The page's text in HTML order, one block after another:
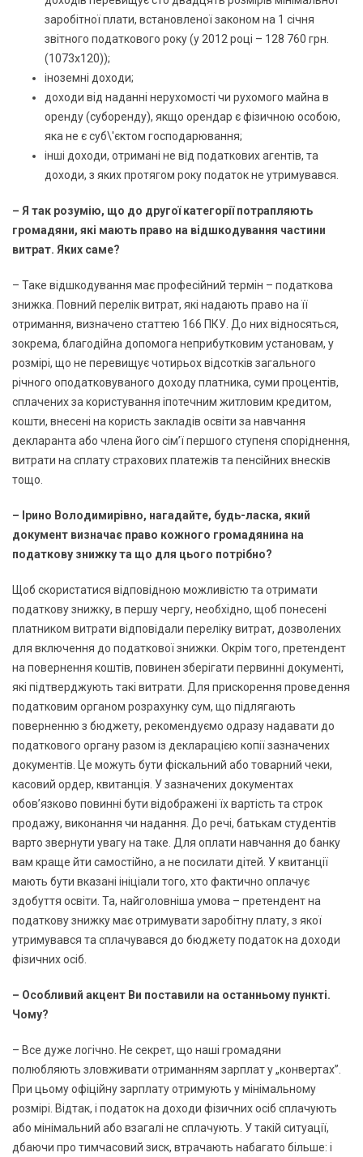
заробітної плати, встановленої законом на 1 січня
звітного податкового року (у 2012 році – 128 760 грн.
(1073х120));
іноземні доходи;
доходи від наданні нерухомості чи рухомого майна в
оренду (суборенду), якщо орендар є фізичною особою,
яка не є суб\'єктом господарювання;
інші доходи, отримані не від податкових агентів, та
доходи, з яких протягом року податок не утримувався.
– Я так розумію, що до другої категорії потрапляють
громадяни, які мають право на відшкодування частини
витрат. Яких саме?
– Таке відшкодування має професійний термін – податкова
знижка. Повний перелік витрат, які надають право на її
отримання, визначено статтею 166 ПКУ. До них відносяться,
зокрема, благодійна допомога неприбутковим установам, у
розмірі, що не перевищує чотирьох відсотків загального
річного оподатковуваного доходу платника, суми процентів,
сплачених за користування іпотечним житловим кредитом,
кошти, внесені на користь закладів освіти за навчання
декларанта або члена його сім’ї першого ступеня споріднення,
витрати на сплату страхових платежів та пенсійних внесків
тощо.
– Ірино Володимирівно, нагадайте, будь-ласка, який
документ визначає право кожного громадянина на
податкову знижку та що для цього потрібно?
Щоб скористатися відповідною можливістю та отримати
податкову знижку, в першу чергу, необхідно, щоб понесені
платником витрати відповідали переліку витрат, дозволених
для включення до податкової знижки. Окрім того, претендент
на повернення коштів, повинен зберігати первинні документі,
які підтверджують такі витрати. Для прискорення проведення
податковим органом розрахунку сум, що підлягають
поверненню з бюджету, рекомендуємо одразу надавати до
податкового органу разом із декларацією копії зазначених
документів. Це можуть бути фіскальний або товарний чеки,
касовий ордер, квитанція. У зазначених документах
обов’язково повинні бути відображені їх вартість та строк
продажу, виконання чи надання. До речі, батькам студентів
варто звернути увагу на таке. Для оплати навчання до банку
вам краще йти самостійно, а не посилати дітей. У квитанції
мають бути вказані ініціали того, хто фактично оплачує
здобуття освіти. Та, найголовніша умова – претендент на
податкову знижку має отримувати заробітну плату, з якої
утримувався та сплачувався до бюджету податок на доходи
фізичних осіб.
– Особливий акцент Ви поставили на останньому пункті.
Чому?
– Все дуже логічно. Не секрет, що наші громадяни
полюбляють зловживати отриманням зарплат у „конвертах”.
При цьому офіційну зарплату отримують у мінімальному
розмірі. Відтак, і податок на доходи фізичних осіб сплачують
або мінімальний або взагалі не сплачують. У такій ситуації,
дбаючи про тимчасовий зиск, втрачають набагато більше: і